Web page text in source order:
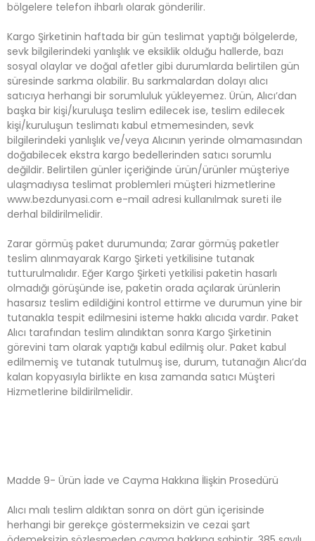
bölgelere telefon ihbarlı olarak gönderilir.
Kargo Şirketinin haftada bir gün teslimat yaptığı bölgelerde,
sevk bilgilerindeki yanlışlık ve eksiklik olduğu hallerde, bazı
sosyal olaylar ve doğal afetler gibi durumlarda belirtilen gün
süresinde sarkma olabilir. Bu sarkmalardan dolayı alıcı
satıcıya herhangi bir sorumluluk yükleyemez. Ürün, Alıcı’dan
başka bir kişi/kuruluşa teslim edilecek ise, teslim edilecek
kişi/kuruluşun teslimatı kabul etmemesinden, sevk
bilgilerindeki yanlışlık ve/veya Alıcının yerinde olmamasından
doğabilecek ekstra kargo bedellerinden satıcı sorumlu
değildir. Belirtilen günler içeriğinde ürün/ürünler müşteriye
ulaşmadıysa teslimat problemleri müşteri hizmetlerine
www.bezdunyasi.com e-mail adresi kullanılmak sureti ile
derhal bildirilmelidir.
Zarar görmüş paket durumunda; Zarar görmüş paketler
teslim alınmayarak Kargo Şirketi yetkilisine tutanak
tutturulmalıdır. Eğer Kargo Şirketi yetkilisi paketin hasarlı
olmadığı görüşünde ise, paketin orada açılarak ürünlerin
hasarsız teslim edildiğini kontrol ettirme ve durumun yine bir
tutanakla tespit edilmesini isteme hakkı alıcıda vardır. Paket
Alıcı tarafından teslim alındıktan sonra Kargo Şirketinin
görevini tam olarak yaptığı kabul edilmiş olur. Paket kabul
edilmemiş ve tutanak tutulmuş ise, durum, tutanağın Alıcı’da
kalan kopyasıyla birlikte en kısa zamanda satıcı Müşteri
Hizmetlerine bildirilmelidir.
Madde 9- Ürün İade ve Cayma Hakkına İlişkin Prosedürü
Alıcı malı teslim aldıktan sonra on dört gün içerisinde
herhangi bir gerekçe göstermeksizin ve cezai şart